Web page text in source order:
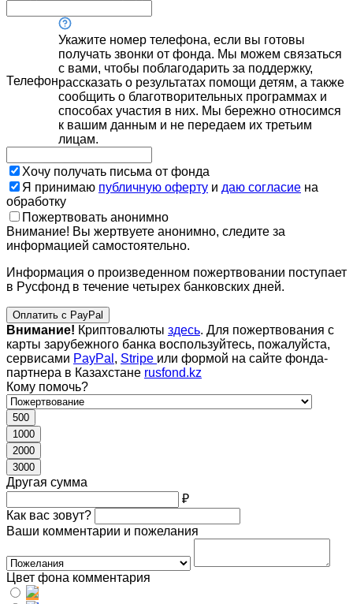
Телефон
Укажите номер телефона, если вы готовы
получать звонки от фонда. Мы можем связаться
с вами, чтобы поблагодарить за поддержку,
рассказать о результатах помощи детям, а также
сообщить о благотворительных программах и
способах участия в них. Мы бережно относимся
к вашим данным и не передаем их третьим
лицам.
Хочу получать письма от фонда
Я принимаю публичную оферту и даю согласие на
обработку
Пожертвовать анонимно
Внимание! Вы жертвуете анонимно, следите за
информацией самостоятельно.
Информация о произведенном пожертвовании поступает
в Русфонд в течение четырех банковских дней.
Оплатить с PayPal
Внимание! Криптовалюты здесь. Для пожертвования с
карты зарубежного банка воспользуйтесь, пожалуйста,
сервисами PayPal , Stripe или формой на сайте фонда-
партнера в Казахстане rusfond.kz
Кому помочь?
500
1000
2000
3000
Другая сумма
₽
Как вас зовут?
Ваши комментарии и пожелания
Цвет фона комментария